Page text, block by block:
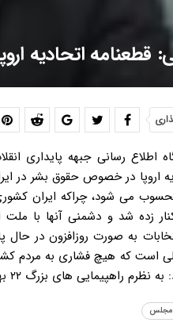
قطعنامه اتحادیه
اطلاع رسانی جبهه پایداری
اروپا در خصوص حقوق بشر در
محسوب می شود، چراکه ایران
زده شد و دشمنی آنها با
است که هیچ فشاری به مردم
۲۲ بهمن بزرگترین نشانه ورشکستگی سیاسی اتحادیه اروپاست. انتهای پیام/
مجلس